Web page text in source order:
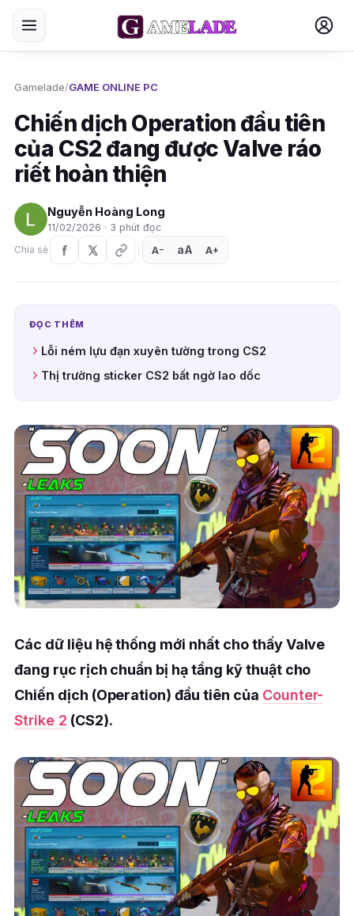
Gamelade/GAME ONLINE PC
Chiến dịch Operation đầu tiên
của CS2 đang được Valve ráo
riết hoàn thiện
Nguyễn Hoàng Long
11/02/2026 · 3 phút đọc
Chia sẻ
A− aA A+
ĐỌC THÊM
Lỗi ném lựu đạn xuyên tường trong CS2
Thị trường sticker CS2 bất ngờ lao dốc
Các dữ liệu hệ thống mới nhất cho thấy Valve
đang rục rịch chuẩn bị hạ tầng kỹ thuật cho
Chiến dịch (Operation) đầu tiên của Counter-
Strike 2 (CS2).